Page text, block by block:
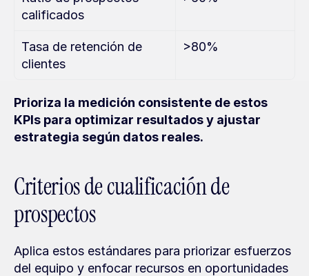
calificados
Tasa de retención de
clientes
>80%
Prioriza la medición consistente de estos
KPIs para optimizar resultados y ajustar
estrategia según datos reales.
Criterios de cualificación de
prospectos
Aplica estos estándares para priorizar esfuerzos
del equipo y enfocar recursos en oportunidades